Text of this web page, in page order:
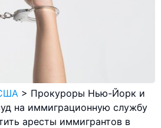
> Прокуроры Нью-Йорк и
на иммиграционную службу
аресты иммигрантов в